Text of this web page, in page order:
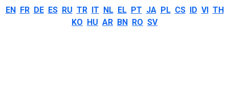
EN FR DE ES RU TR IT NL EL PT JA PL CS ID VI TH
KO HU AR BN RO SV